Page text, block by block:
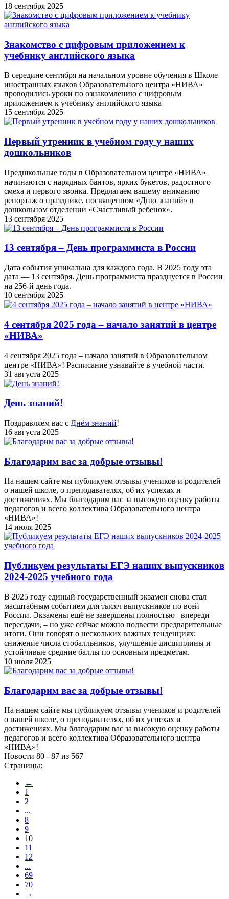
18 сентября 2025
Знакомство с цифровым приложением к
учебнику английского языка
В середине сентября на начальном уровне обучения в Школе
иностранных языков Образовательного центра «НИВА»
проводились уроки по ознакомлению с цифровым
приложением к учебнику английского языка
15 сентября 2025
Первый утренник в учебном году у наших
дошкольников
Предшкольные годы в Образовательном центре «НИВА»
начинаются с нарядных бантов, ярких букетов, радостного
смеха и первого звонка. Предлагаем вашему вниманию
репортаж о празднике, посвященном «Дню знаний» в
дошкольном отделении «Счастливый ребенок».
13 сентября 2025
13 сентября – День программиста в России
Дата события уникальна для каждого года. В 2025 году эта
дата — 13 сентября. День программиста празднуется в России
на 256-й день года.
10 сентября 2025
4 сентября 2025 года – начало занятий в центре
«НИВА»
4 сентября 2025 года – начало занятий в Образовательном
центре «НИВА»! Расписание узнавайте в учебной части.
31 августа 2025
День знаний!
Поздравляем вас с Днём знаний!
16 августа 2025
Благодарим вас за добрые отзывы!
На нашем сайте мы публикуем отзывы учеников и родителей
о нашей школе, о преподавателях, об их успехах и
достижениях. Мы благодарим вас за высокую оценку работы
педагогов и всего коллектива Образовательного центра
«НИВА»!
14 июля 2025
Публикуем результаты ЕГЭ наших выпускников
2024-2025 учебного года
В 2025 году единый государственный экзамен снова стал
масштабным событием для тысяч выпускников по всей
России. Экзамены ещё не завершены полностью –впереди
пересдачи, – но уже сейчас можно подвести предварительные
итоги. Они говорят о нескольких важных тенденциях:
снижение числа стобалльников, улучшение дисциплины и
устойчивые средние баллы по основным предметам.
10 июля 2025
Благодарим вас за добрые отзывы!
На нашем сайте мы публикуем отзывы учеников и родителей
о нашей школе, о преподавателях, об их успехах и
достижениях. Мы благодарим вас за высокую оценку работы
педагогов и всего коллектива Образовательного центра
«НИВА»!
Новости 80 - 87 из 567
Страницы:
←
1
2
...
8
9
10
11
12
...
69
70
→